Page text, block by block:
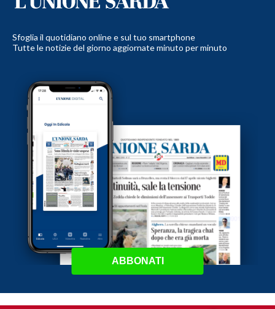
Sfoglia il quotidiano online e sul tuo smartphone
Tutte le notizie del giorno aggiornate minuto per minuto
ABBONATI